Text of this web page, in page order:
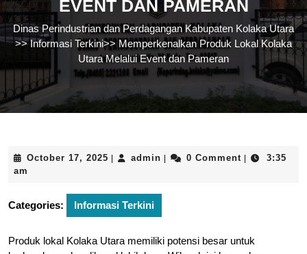
EVENT DAN PAMERAN
Dinas Perindustrian dan Perdagangan Kabupaten Kolaka Utara
>>Informasi Terkini>> Memperkenalkan Produk Lokal Kolaka
Utara Melalui Event dan Pameran
October 17, 2025 Octoberadmin admin0 Comment
3:35
am
Categories: Informasi Terkini
Produk lokal Kolaka Utara memiliki potensi besar untuk